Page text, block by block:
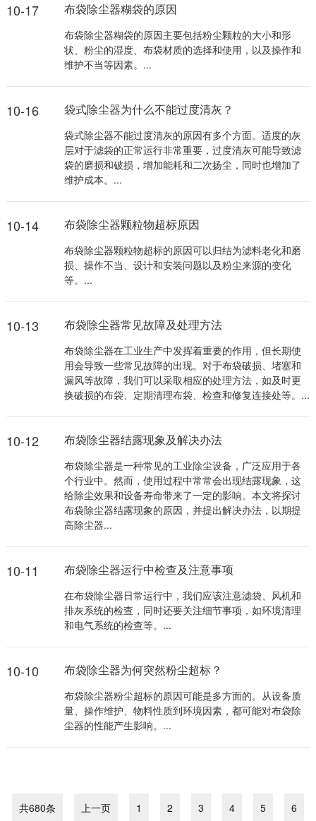
10-17 布袋除尘器糊袋的原因
布袋除尘器糊袋的原因主要包括粉尘颗粒的大小和形
状、粉尘的湿度、布袋材质的选择和使用，以及操作和
维护不当等因素。...
10-16 袋式除尘器为什么不能过度清灰？
袋式除尘器不能过度清灰的原因有多个方面。适度的灰
层对于滤袋的正常运行非常重要，过度清灰可能导致滤
袋的磨损和破损，增加能耗和二次扬尘，同时也增加了
维护成本。...
10-14 布袋除尘器颗粒物超标原因
布袋除尘器颗粒物超标的原因可以归结为滤料老化和磨
损、操作不当、设计和安装问题以及粉尘来源的变化
等。...
10-13 布袋除尘器常见故障及处理方法
布袋除尘器在工业生产中发挥着重要的作用，但长期使
用会导致一些常见故障的出现。对于布袋破损、堵塞和
漏风等故障，我们可以采取相应的处理方法，如及时更
换破损的布袋、定期清理布袋、检查和修复连接处等。...
10-12 布袋除尘器结露现象及解决办法
布袋除尘器是一种常见的工业除尘设备，广泛应用于各
个行业中。然而，使用过程中常常会出现结露现象，这
给除尘效果和设备寿命带来了一定的影响。本文将探讨
布袋除尘器结露现象的原因，并提出解决办法，以期提
高除尘器...
10-11 布袋除尘器运行中检查及注意事项
在布袋除尘器日常运行中，我们应该注意滤袋、风机和
排灰系统的检查，同时还要关注细节事项，如环境清理
和电气系统的检查等。...
10-10 布袋除尘器为何突然粉尘超标？
布袋除尘器粉尘超标的原因可能是多方面的。从设备质
量、操作维护、物料性质到环境因素，都可能对布袋除
尘器的性能产生影响。...
共680条 上一页 1 2 3 4 5 6